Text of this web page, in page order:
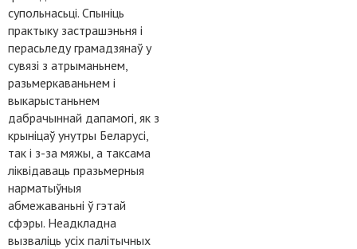
супольнасьці. Спыніць
практыку застрашэньня і
перасьледу грамадзянаў у
сувязі з атрыманьнем,
разьмеркаваньнем і
выкарыстаньнем
дабрачыннай дапамогі, як з
крыніцаў унутры Беларусі,
так і з-за мяжы, а таксама
ліквідаваць празьмерныя
нарматыўныя
абмежаваньні ў гэтай
сфэры. Неадкладна
вызваліць усіх палітычных